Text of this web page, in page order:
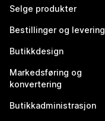
Selge produkter
Bestillinger og levering
Butikkdesign
Markedsføring og
konvertering
Butikkadministrasjon